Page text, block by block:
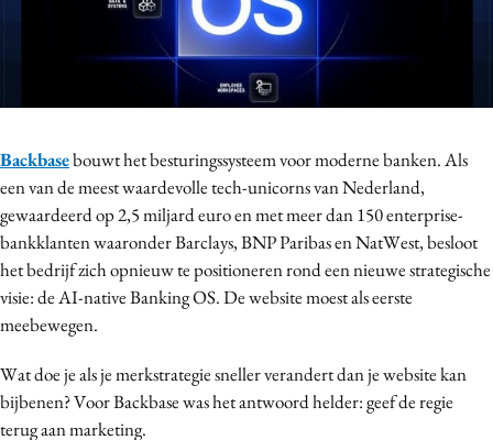
Campagnes
Craft
Customer Experience
Data & Insights
Design
Digital transformation
Diversiteit
Gedragsverandering
Influencer marketing
Backbasebouwt het besturingssysteem voor moderne banken. Als
een van de meest waardevolle tech-unicorns van Nederland,
gewaardeerd op 2,5 miljard euro en met meer dan 150 enterprise-
bankklanten waaronder Barclays, BNP Paribas en NatWest, besloot
het bedrijf zich opnieuw te positioneren rond een nieuwe strategische
visie: de AI-native Banking OS. De website moest als eerste
meebewegen.
Wat doe je als je merkstrategie sneller verandert dan je website kan
bijbenen? Voor Backbase was het antwoord helder: geef de regie
terug aan marketing.